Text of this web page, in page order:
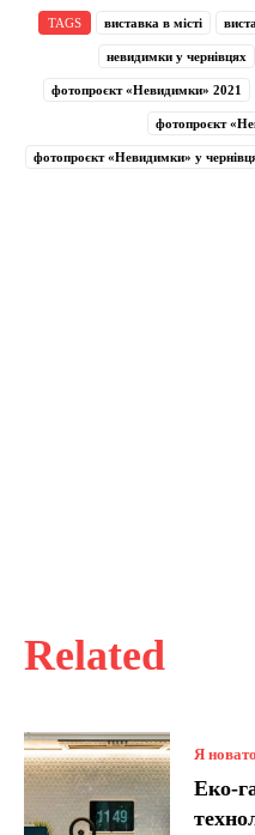
Related
Я
Еко-
TAGS виставка в місті
невидимки у чернівцях
фотопроєкт «Невидимки» 2021
фотопроєкт
фотопроєкт «Невидимки» у